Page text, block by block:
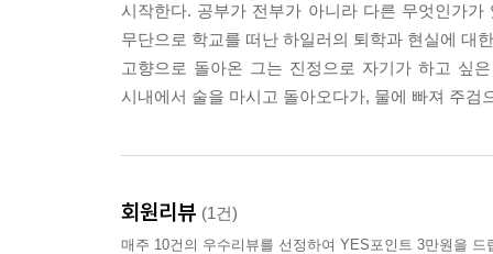
시작한다. 공부가 전부가 아니라 다른 무엇인가
무단으로 학교를 떠난 하일러의 퇴학과 현실에 대
고향으로 돌아온 그는 진정으로 자기가 하고 싶
시내에서 술을 마시고 돌아오다가, 물에 빠져 주
회원리뷰 (1건)
매주 10건의 우수리뷰를 선정하여 YES포인트 3만원을 드